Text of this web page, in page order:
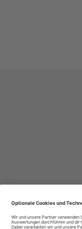
Privatsphäre-